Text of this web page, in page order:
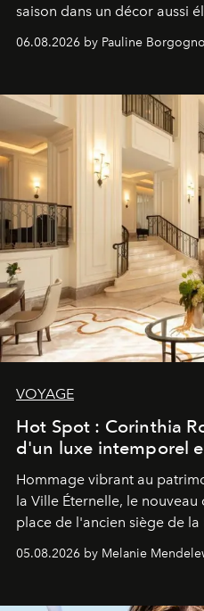
saison dans un décor aussi
06.08.2026 by Pauline Borgogno
VOYAGE
Hot Spot : Corinthia
d'un luxe intemporel
Hommage vibrant au
la Ville Éternelle, le
place de l'ancien siège de
de vivre Romain dans toute
05.08.2026 by Melanie